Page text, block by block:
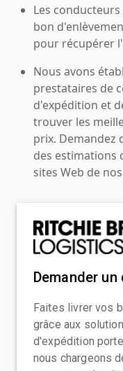
Les
bon
pour récupérer
Nous avons
prestataires de
d'expédition et
trouver les
prix. Demandez
des estimations
sites Web de
Demander un
Faites livrer vos
grâce aux
d'expédition
nous chargeons